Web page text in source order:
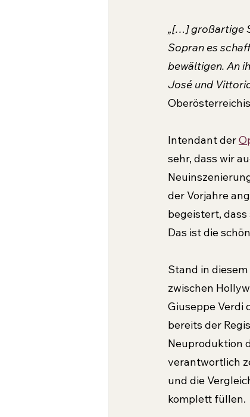
„[…] großartige
Sopran es
bewältigen. An
José und
Intendant der
sehr, dass wir
der Vorjahre
begeistert,
Das ist die
Stand in
zwischen
Giuseppe Verdi
bereits der
Neuproduktion
verantwortlich
und die
komplett füllen.